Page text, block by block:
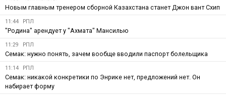
Новым главным тренером сборной Казахстана станет Джон вант Схип
11:44 РПЛ
"Родина" арендует у "Ахмата" Мансилью
11:29 РПЛ
Семак: нужно понять, зачем вообще вводили паспорт болельщика
11:14 РПЛ
Семак: никакой конкретики по Энрике нет, предложений нет. Он
набирает форму